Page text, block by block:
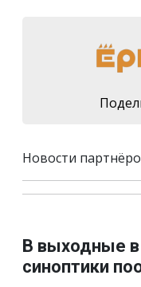
Новости
В выходные
синоптики